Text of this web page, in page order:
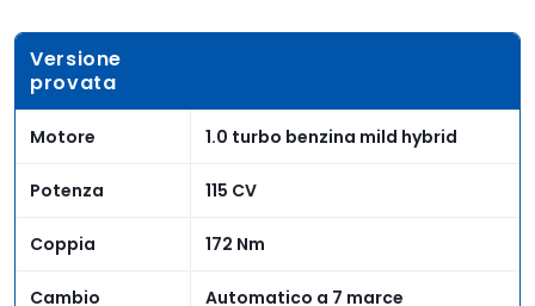
Versione
provata
Motore 1.0 turbo benzina mild hybrid
Potenza 115 CV
Coppia 172 Nm
Cambio Automatico a 7 marce